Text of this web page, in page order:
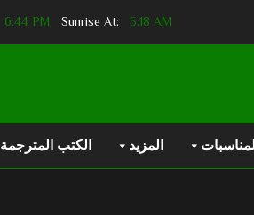
5:18 AM
6:44 PM
المناسبات المزيد الكتب المترجمة